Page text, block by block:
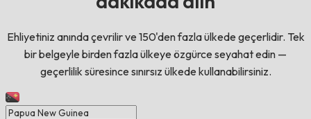
Ehliyetiniz anında çevrilir ve 150'den fazla ülkede geçerlidir. Tek
bir belgeyle birden fazla ülkeye özgürce seyahat edin —
geçerlilik süresince sınırsız ülkede kullanabilirsiniz.